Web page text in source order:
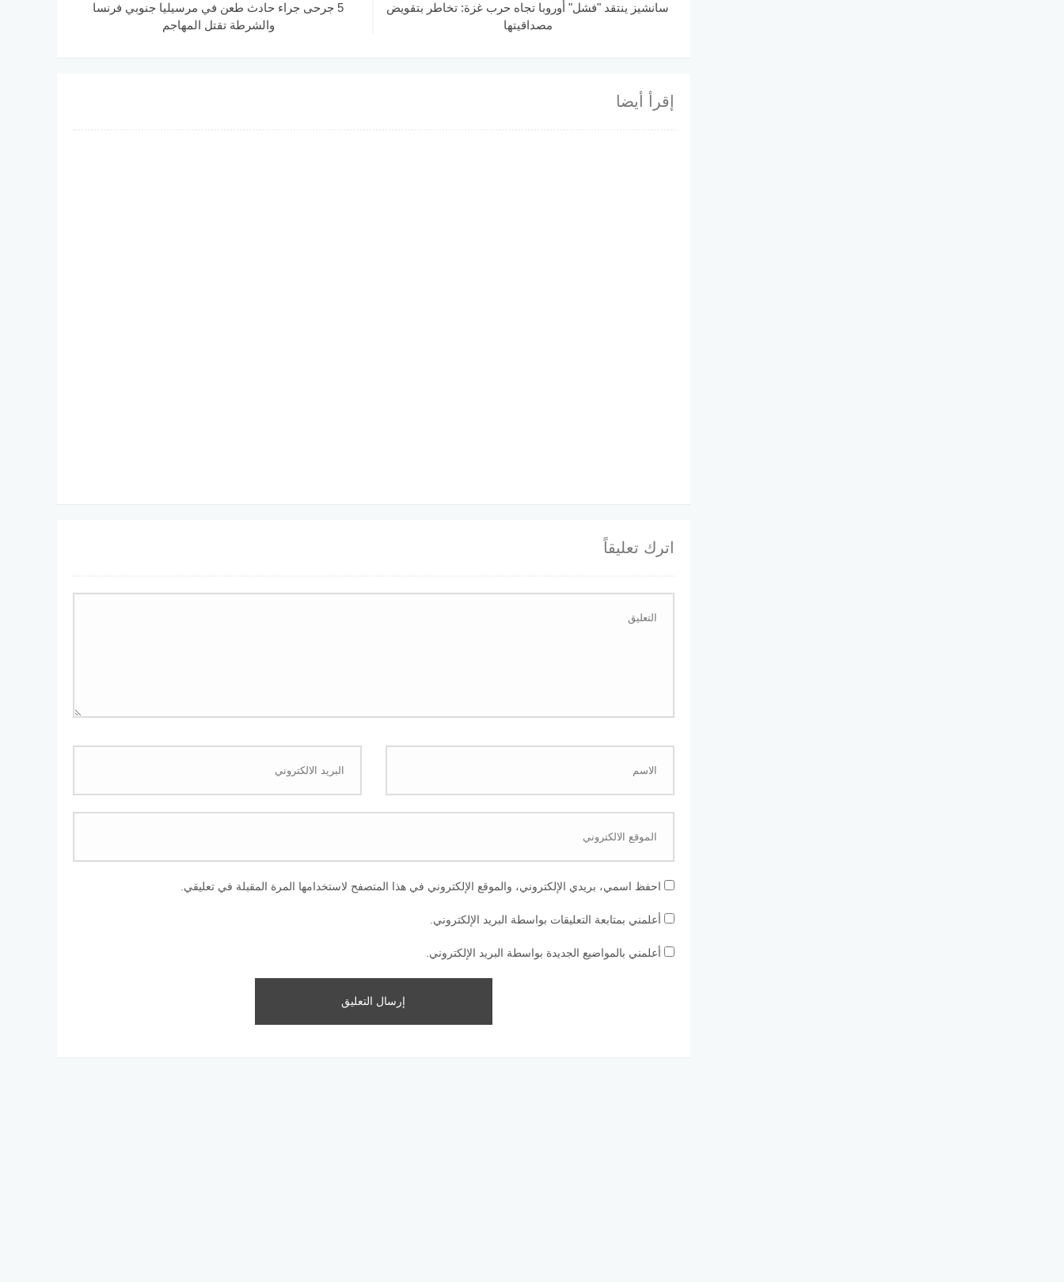
5 جرحى جراء حادث طعن في مرسيليا جنوبي فرنسا
والشرطة تقتل المهاجم
سانشيز ينتقد "فشل" أوروبا تجاه حرب غزة: تخاطر بتقويض
مصداقيتها
إقرأ أيضا
اترك تعليقاً
احفظ اسمي، بريدي الإلكتروني، والموقع الإلكتروني في هذا المتصفح لاستخدامها المرة المقبلة في تعليقي.
أعلمني بمتابعة التعليقات بواسطة البريد الإلكتروني.
أعلمني بالمواضيع الجديدة بواسطة البريد الإلكتروني.